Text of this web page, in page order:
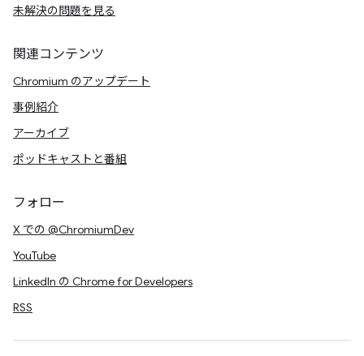
未解決の問題を見る
関連コンテンツ
Chromium のアップデート
事例紹介
アーカイブ
ポッドキャストと番組
フォロー
X での @ChromiumDev
YouTube
LinkedIn の Chrome for Developers
RSS